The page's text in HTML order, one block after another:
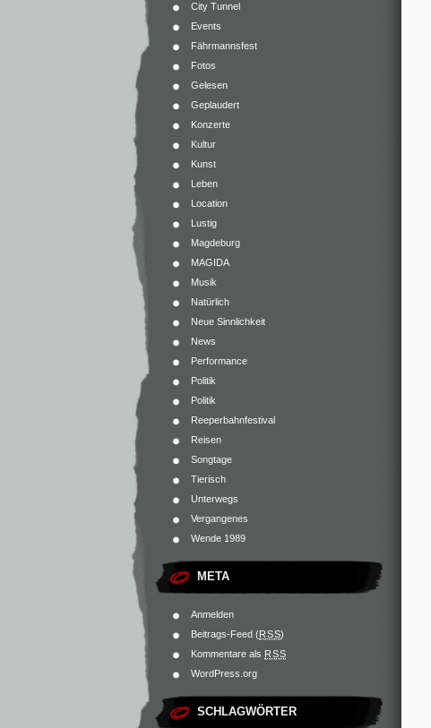
City Tunnel
Events
Fährmannsfest
Fotos
Gelesen
Geplaudert
Konzerte
Kultur
Kunst
Leben
Location
Lustig
Magdeburg
MAGIDA
Musik
Natürlich
Neue Sinnlichkeit
News
Performance
Politik
Politik
Reeperbahnfestival
Reisen
Songtage
Tierisch
Unterwegs
Vergangenes
Wende 1989
META
Anmelden
Beitrags-Feed (RSS)
Kommentare als RSS
WordPress.org
SCHLAGWÖRTER